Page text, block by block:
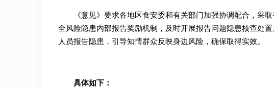
《意见》要求各地区食安委和有关部门加强协调配合，采
全风险隐患内部报告奖励机制，及时开展报告问题隐患核查处
人员报告隐患，引导知情群众反映身边风险，确保取得实效。
具体如下：